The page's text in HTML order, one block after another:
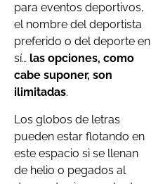
para eventos deportivos,
el nombre del deportista
preferido o del deporte en
sí… las opciones, como
cabe suponer, son
ilimitadas.
Los globos de letras
pueden estar flotando en
este espacio si se llenan
de helio o pegados al